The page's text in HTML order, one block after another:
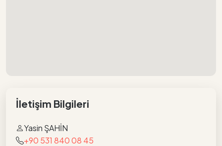
İletişim Bilgileri
Yasin ŞAHİN
+90 531 840 08 45